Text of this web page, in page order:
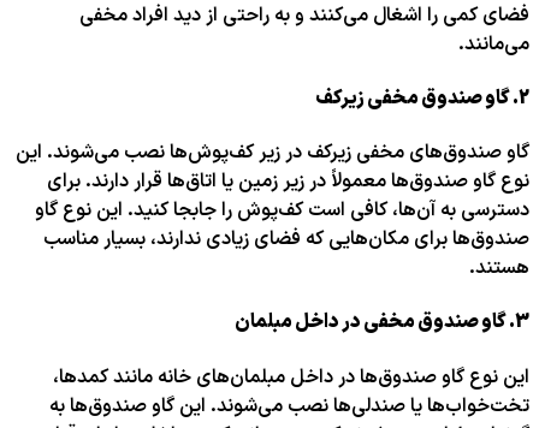
فضای کمی را اشغال می‌کنند و به راحتی از دید افراد مخفی
می‌مانند.
2. گاو صندوق مخفی زیرکف
گاو صندوق‌های مخفی زیرکف در زیر کف‌پوش‌ها نصب می‌شوند. این
نوع گاو صندوق‌ها معمولاً در زیر زمین یا اتاق‌ها قرار دارند. برای
دسترسی به آن‌ها، کافی است کف‌پوش را جابجا کنید. این نوع گاو
صندوق‌ها برای مکان‌هایی که فضای زیادی ندارند، بسیار مناسب
هستند.
3. گاو صندوق مخفی در داخل مبلمان
این نوع گاو صندوق‌ها در داخل مبلمان‌های خانه مانند کمدها،
تخت‌خواب‌ها یا صندلی‌ها نصب می‌شوند. این گاو صندوق‌ها به